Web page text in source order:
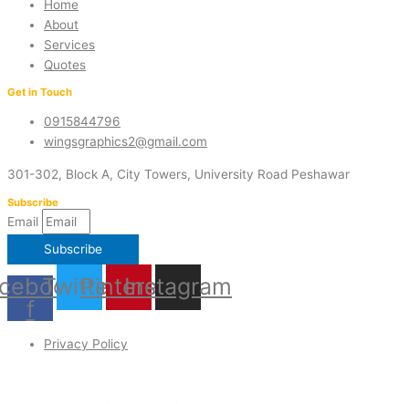
Home
About
Services
Quotes
Get in Touch
0915844796
wingsgraphics2@gmail.com
301-302, Block A, City Towers, University Road Peshawar
Subscribe
Email
Subscribe
f
TwitterPinterest
Instagram
Privacy Policy